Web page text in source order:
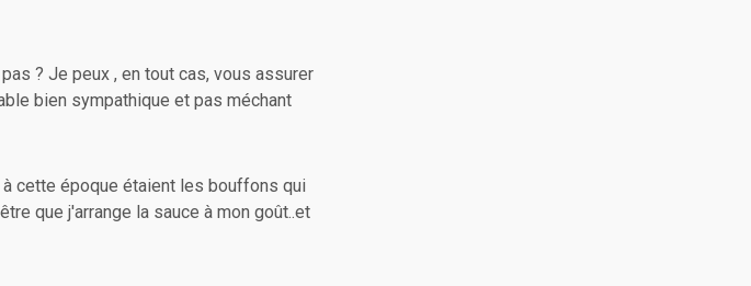
? Je peux , en tout cas, vous assurer
bien sympathique et pas méchant
cette époque étaient les bouffons qui
que j'arrange la sauce à mon goût..et